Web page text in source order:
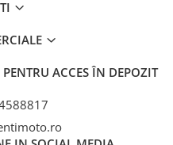
ACCES ÎN DEPOZIT